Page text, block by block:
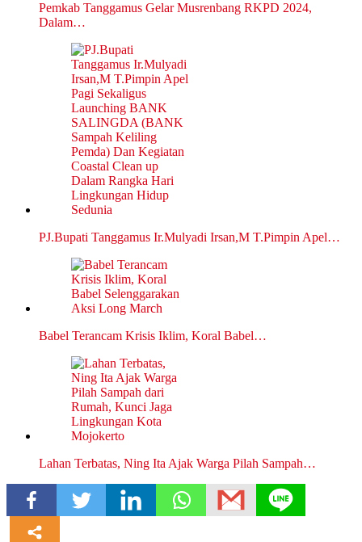
Pemkab Tanggamus Gelar Musrenbang RKPD 2024,
Dalam…
PJ.Bupati Tanggamus Ir.Mulyadi Irsan,M T.Pimpin Apel…
Babel Terancam Krisis Iklim, Koral Babel…
Lahan Terbatas, Ning Ita Ajak Warga Pilah Sampah…